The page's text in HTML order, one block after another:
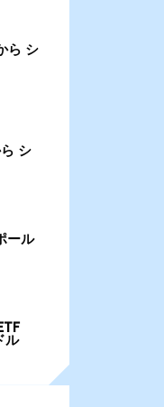
ら シ
シ
ール
ル